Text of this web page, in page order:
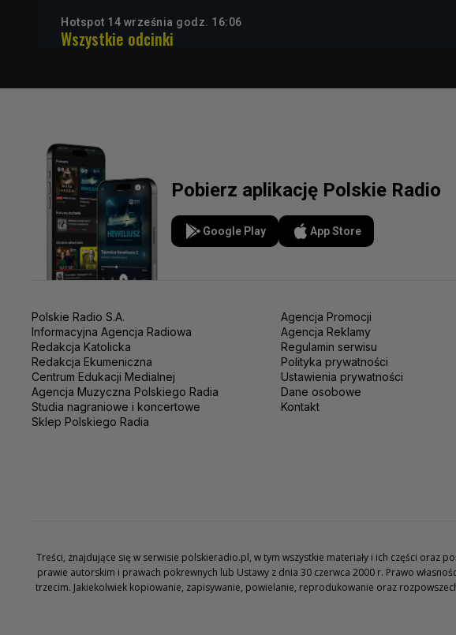
Hotspot 14 września godz. 16:06
Wszystkie odcinki
Pobierz aplikację Polskie Radio
Google Play App Store
Polskie Radio S.A.
Informacyjna Agencja Radiowa
Redakcja Katolicka
Redakcja Ekumeniczna
Centrum Edukacji Medialnej
Agencja Muzyczna Polskiego Radia
Studia nagraniowe i koncertowe
Sklep Polskiego Radia
Agencja Promocji
Agencja Reklamy
Regulamin serwisu
Polityka prywatności
Ustawienia prywatności
Dane osobowe
Kontakt
Treści, znajdujące się w serwisie polskieradio.pl, w tym wszystkie materiały i ich części
prawie autorskim i prawach pokrewnych lub Ustawy z dnia 30 czerwca 2000 r. Prawo
trzecim. Jakiekolwiek kopiowanie, zapisywanie, powielanie, reprodukowanie oraz